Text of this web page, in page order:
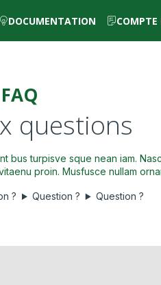
DOCUMENTATION COMPTE
FAQ
questions
bus turpisve sque nean iam.
proin. Musfusce nullam
? Question ? Question ?